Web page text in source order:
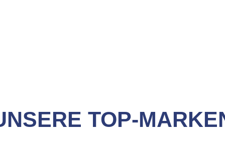
TOP-